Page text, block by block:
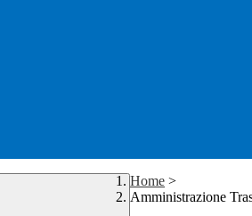
Home >
Amministrazione